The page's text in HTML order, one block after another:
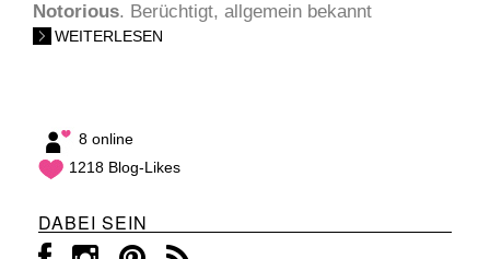
Notorious. Berüchtigt, allgemein bekannt
WEITERLESEN
8 online
1218 Blog-Likes
DABEI SEIN